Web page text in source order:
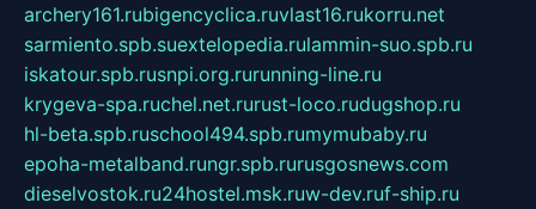
archery161.rubigencyclica.ruvlast16.rukorru.net
sarmiento.spb.suextelopedia.rulammin-suo.spb.ru
iskatour.spb.rusnpi.org.rurunning-line.ru
krygeva-spa.ruchel.net.rurust-loco.rudugshop.ru
hl-beta.spb.ruschool494.spb.rumymubaby.ru
epoha-metalband.rungr.spb.rurusgosnews.com
dieselvostok.ru24hostel.msk.ruw-dev.ruf-ship.ru